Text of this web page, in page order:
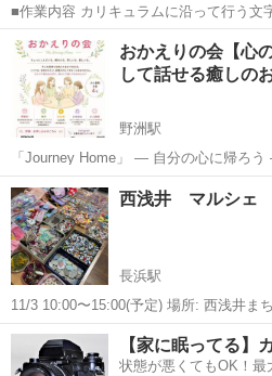
■作業内容 カリキュラムに沿って行う文字入力、 求人記事の作成、お
問い合わせ対応、 SNS運営などを担当していた
方でも安心して始められます ・作業量
す ...
滋賀 彦根市 ワークショップ
おかえりの会【心
して話せる癒しの
野洲駅
「Journey Home」 — 自分の心に帰ろう — こんにちは！おかえりの会
の主催をしております、岩本と申します
つながれる場所をつくりたい」という思
す＾＾ その...
滋賀 野洲市 野洲駅
西浅井 マルシェ
長浜駅
11/3 10:00〜15:00(予定) 場所: 西浅井まちづくりセンター 〒529-0721
滋賀県長浜市西浅井町大浦２５９０ マルシェ出店します ご予約お待ち
してます 事前予約制 05071225330
滋賀 長浜市 長浜駅 ワーク
【家に眠ってる】
状態が悪くてもOK！最